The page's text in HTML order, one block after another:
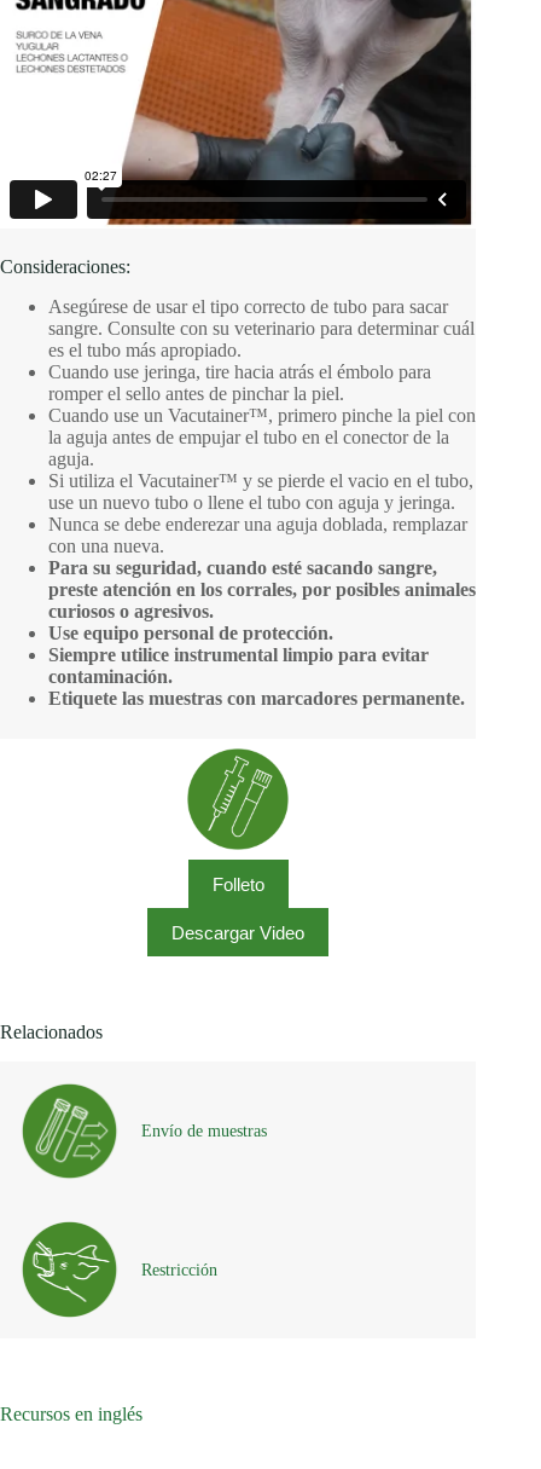
Consideraciones:
Asegúrese de usar el tipo correcto de tubo para sacar
sangre. Consulte con su veterinario para determinar cuál
es el tubo más apropiado.
Cuando use jeringa, tire hacia atrás el émbolo para
romper el sello antes de pinchar la piel.
Cuando use un Vacutainer™, primero pinche la piel con
la aguja antes de empujar el tubo en el conector de la
aguja.
Si utiliza el Vacutainer™ y se pierde el vacio en el tubo,
use un nuevo tubo o llene el tubo con aguja y jeringa.
Nunca se debe enderezar una aguja doblada, remplazar
con una nueva.
Para su seguridad, cuando esté sacando sangre,
preste atención en los corrales, por posibles animales
curiosos o agresivos.
Use equipo personal de protección.
Siempre utilice instrumental limpio para evitar
contaminación.
Etiquete las muestras con marcadores permanente.
Folleto
Descargar Video
Relacionados
Envío de muestras
Restricción
Recursos en inglés